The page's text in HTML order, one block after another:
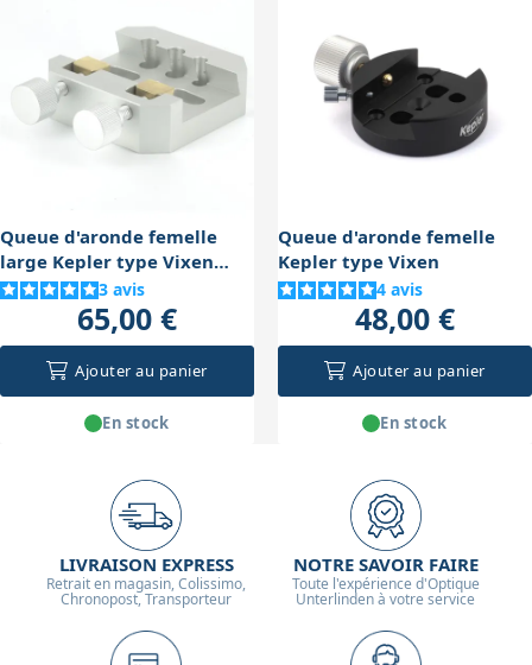
solide et stable, tout en permettant un réglage précis
grâce aux colliers avec vis à embout téflon, évitant
d'endommager le tube optique.
Queue d'aronde femelle
large Kepler type Vixen
serrage double
3 avis
65,00 €
Ajouter au panier
En stock
Queue d'aronde femelle
Kepler type Vixen
4 avis
48,00 €
Ajouter au panier
En stock
LIVRAISON EXPRESS
Retrait en magasin, Colissimo,
Chronopost, Transporteur
NOTRE SAVOIR FAIRE
Toute l'expérience d'Optique
Unterlinden à votre service